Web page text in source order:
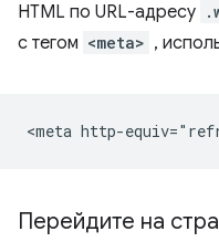
HTML по URL-адресу
с тегом <meta> ,
Перейдите на